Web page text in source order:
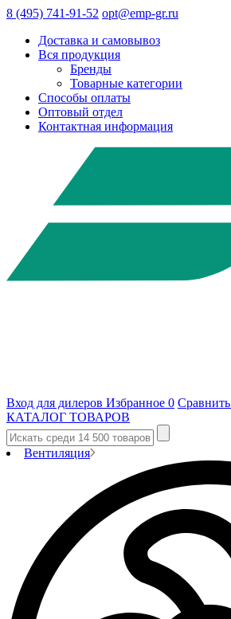
8 (495) 741-91-52 opt@emp-gr.ru
Доставка и самовывоз
Вся продукция
Бренды
Товарные категории
Способы оплаты
Оптовый отдел
Контактная информация
Вход для дилеров Избранное 0 Сравнить
КАТАЛОГ ТОВАРОВ
Вентиляция